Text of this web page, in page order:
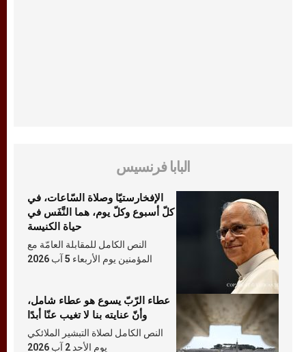
البابا فرنسيس
الإفخارستيّا وصلاة السّاعات، في
كلّ أسبوع وكلّ يوم، هما النَّفَس في
حياة الكنيسة
النص الكامل للمقابلة العامّة مع
المؤمنين يوم الأربعاء 5 آب 2026
عطاء الرّبّ يسوع هو عطاء شامل،
وأنّ عنايته بنا لا تغيب عنّا أبدًا
النص الكامل لصلاة التبشير الملائكي
يوم الأحد 2 آب 2026